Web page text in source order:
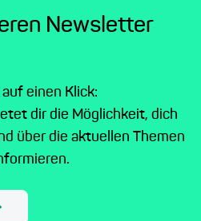
Newsletter
einen Klick:
dir die Möglichkeit, dich
über die aktuellen Themen